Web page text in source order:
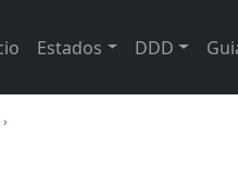
Estados DDD